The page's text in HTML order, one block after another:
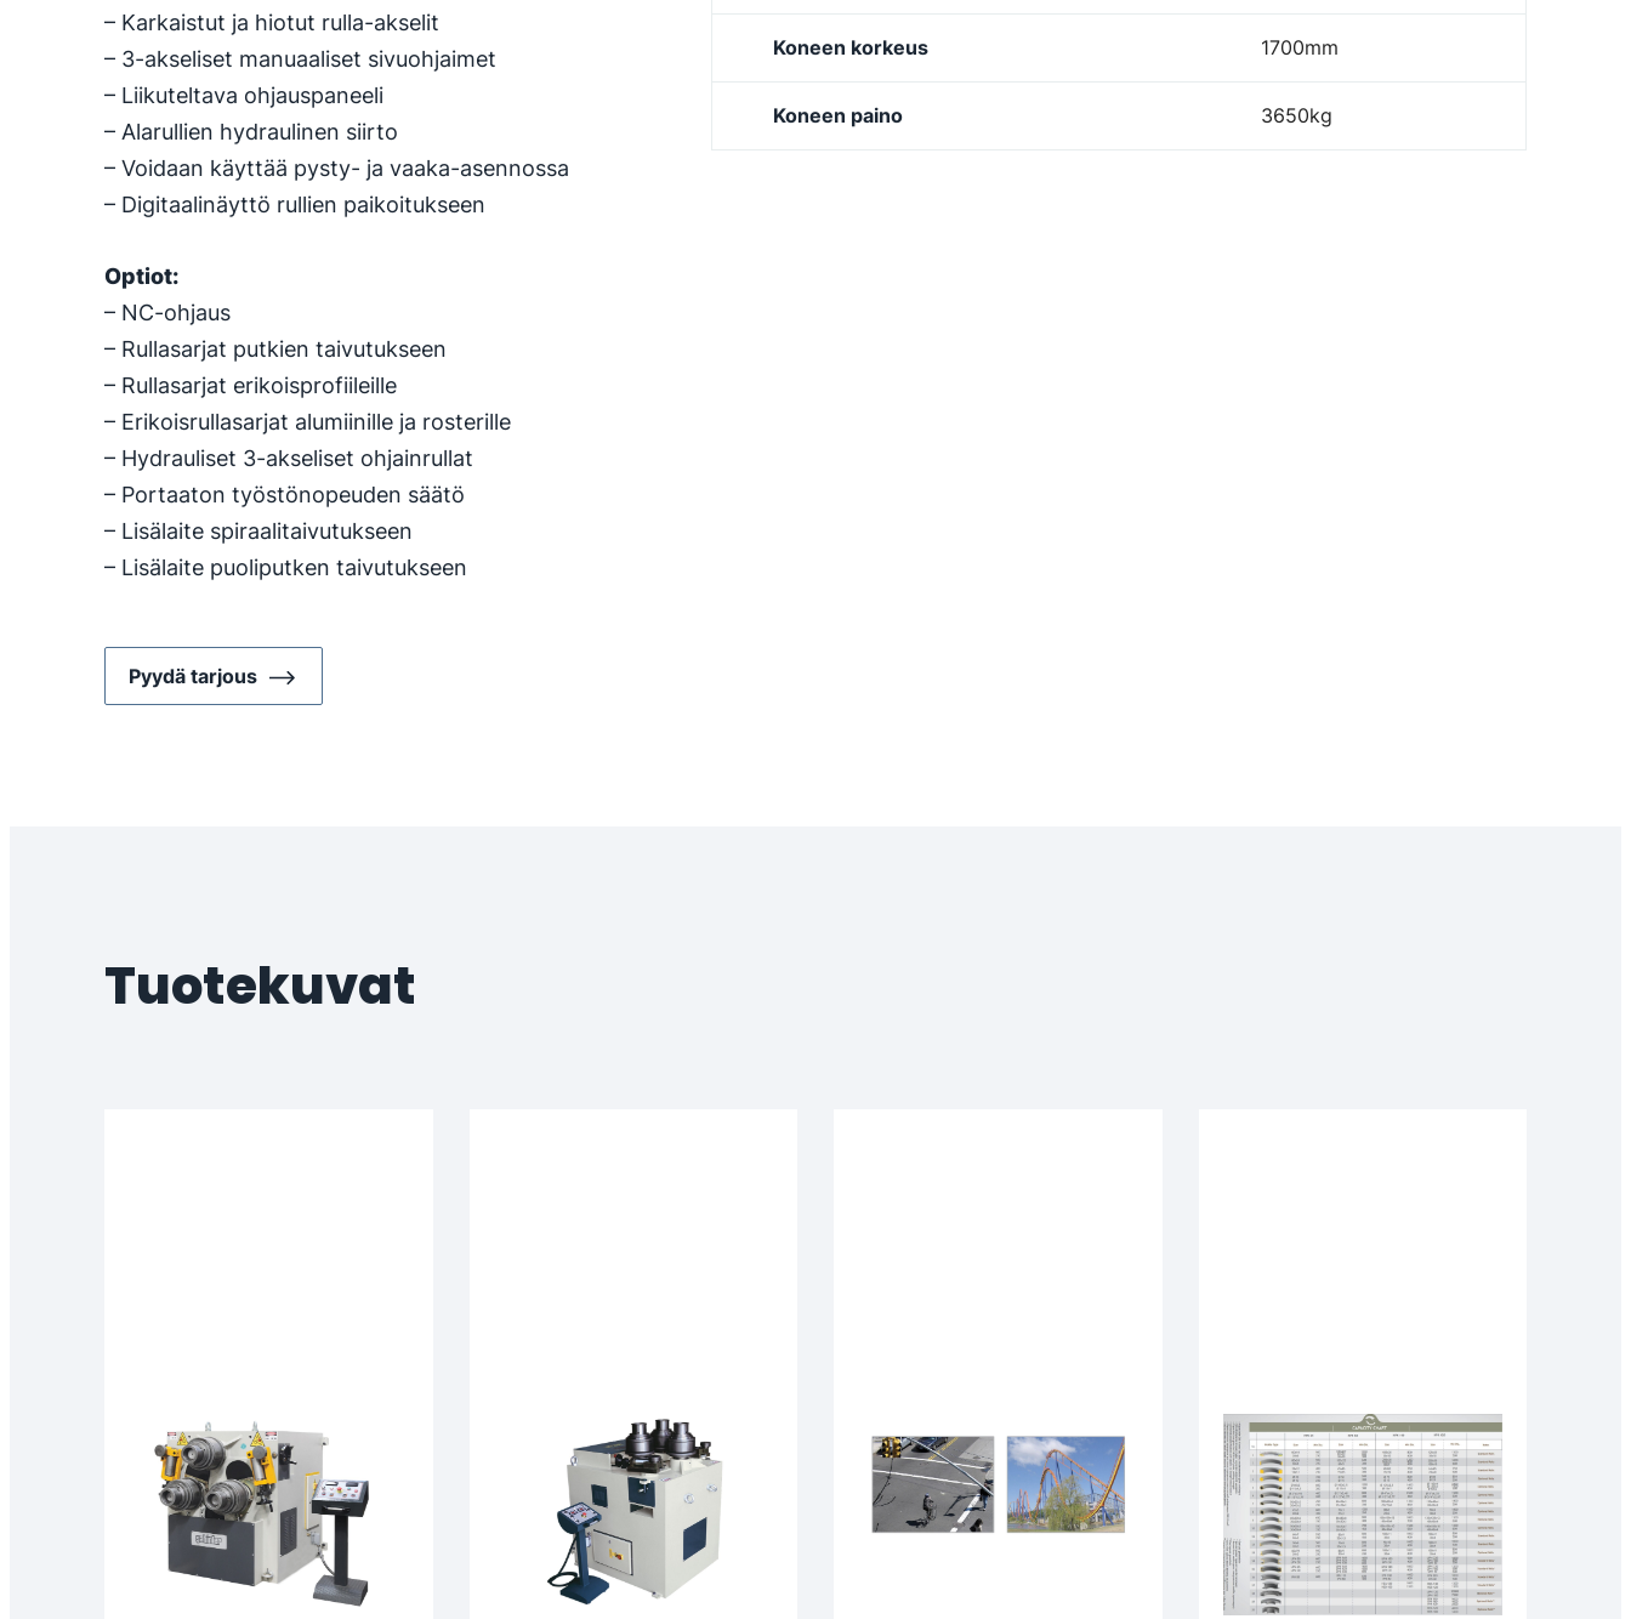
– Karkaistut ja hiotut rulla-akselit
– 3-akseliset manuaaliset sivuohjaimet
– Liikuteltava ohjauspaneeli
– Alarullien hydraulinen siirto
– Voidaan käyttää pysty- ja vaaka-asennossa
– Digitaalinäyttö rullien paikoitukseen
Optiot:
– NC-ohjaus
– Rullasarjat putkien taivutukseen
– Rullasarjat erikoisprofiileille
– Erikoisrullasarjat alumiinille ja rosterille
– Hydrauliset 3-akseliset ohjainrullat
– Portaaton työstönopeuden säätö
– Lisälaite spiraalitaivutukseen
– Lisälaite puoliputken taivutukseen
Pyydä tarjous
Koneen korkeus 1700mm
Koneen paino 3650kg
Tuotekuvat